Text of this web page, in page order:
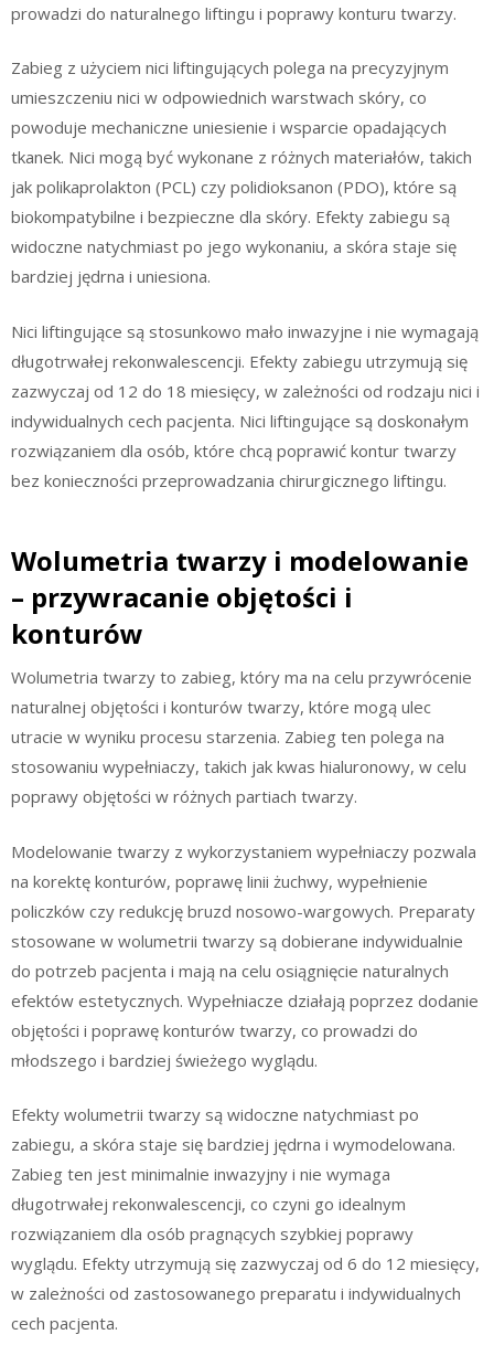
prowadzi do naturalnego liftingu i poprawy konturu twarzy.
Zabieg z użyciem nici liftingujących polega na precyzyjnym
umieszczeniu nici w odpowiednich warstwach skóry, co
powoduje mechaniczne uniesienie i wsparcie opadających
tkanek. Nici mogą być wykonane z różnych materiałów, takich
jak polikaprolakton (PCL) czy polidioksanon (PDO), które są
biokompatybilne i bezpieczne dla skóry. Efekty zabiegu są
widoczne natychmiast po jego wykonaniu, a skóra staje się
bardziej jędrna i uniesiona.
Nici liftingujące są stosunkowo mało inwazyjne i nie wymagają
długotrwałej rekonwalescencji. Efekty zabiegu utrzymują się
zazwyczaj od 12 do 18 miesięcy, w zależności od rodzaju nici i
indywidualnych cech pacjenta. Nici liftingujące są doskonałym
rozwiązaniem dla osób, które chcą poprawić kontur twarzy
bez konieczności przeprowadzania chirurgicznego liftingu.
Wolumetria twarzy i modelowanie
– przywracanie objętości i
konturów
Wolumetria twarzy to zabieg, który ma na celu przywrócenie
naturalnej objętości i konturów twarzy, które mogą ulec
utracie w wyniku procesu starzenia. Zabieg ten polega na
stosowaniu wypełniaczy, takich jak kwas hialuronowy, w celu
poprawy objętości w różnych partiach twarzy.
Modelowanie twarzy z wykorzystaniem wypełniaczy pozwala
na korektę konturów, poprawę linii żuchwy, wypełnienie
policzków czy redukcję bruzd nosowo-wargowych. Preparaty
stosowane w wolumetrii twarzy są dobierane indywidualnie
do potrzeb pacjenta i mają na celu osiągnięcie naturalnych
efektów estetycznych. Wypełniacze działają poprzez dodanie
objętości i poprawę konturów twarzy, co prowadzi do
młodszego i bardziej świeżego wyglądu.
Efekty wolumetrii twarzy są widoczne natychmiast po
zabiegu, a skóra staje się bardziej jędrna i wymodelowana.
Zabieg ten jest minimalnie inwazyjny i nie wymaga
długotrwałej rekonwalescencji, co czyni go idealnym
rozwiązaniem dla osób pragnących szybkiej poprawy
wyglądu. Efekty utrzymują się zazwyczaj od 6 do 12 miesięcy,
w zależności od zastosowanego preparatu i indywidualnych
cech pacjenta.